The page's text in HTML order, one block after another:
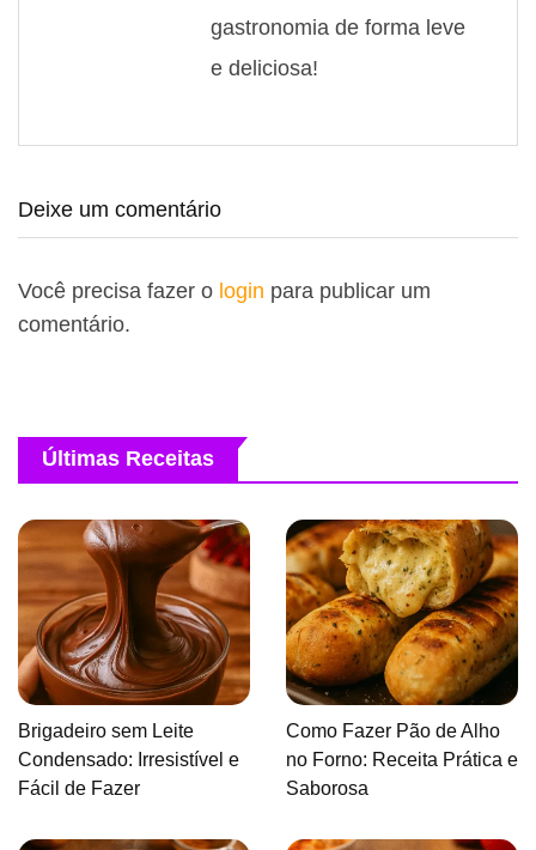
gastronomia de forma leve
e deliciosa!
Deixe um comentário
Você precisa fazer o login para publicar um
comentário.
Últimas Receitas
Brigadeiro sem Leite
Condensado: Irresistível e
Fácil de Fazer
Como Fazer Pão de Alho
no Forno: Receita Prática e
Saborosa